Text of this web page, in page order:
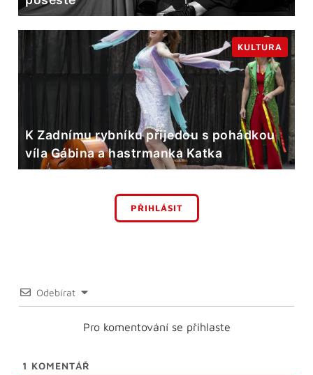
K Zadnímu rybníku přijedou s pohádkou
víla Gábina a hastrmanka Katka
KULTURA
PŘIHLÁSIT
Odebírat
Pro komentování se přihlaste
1 KOMENTÁŘ